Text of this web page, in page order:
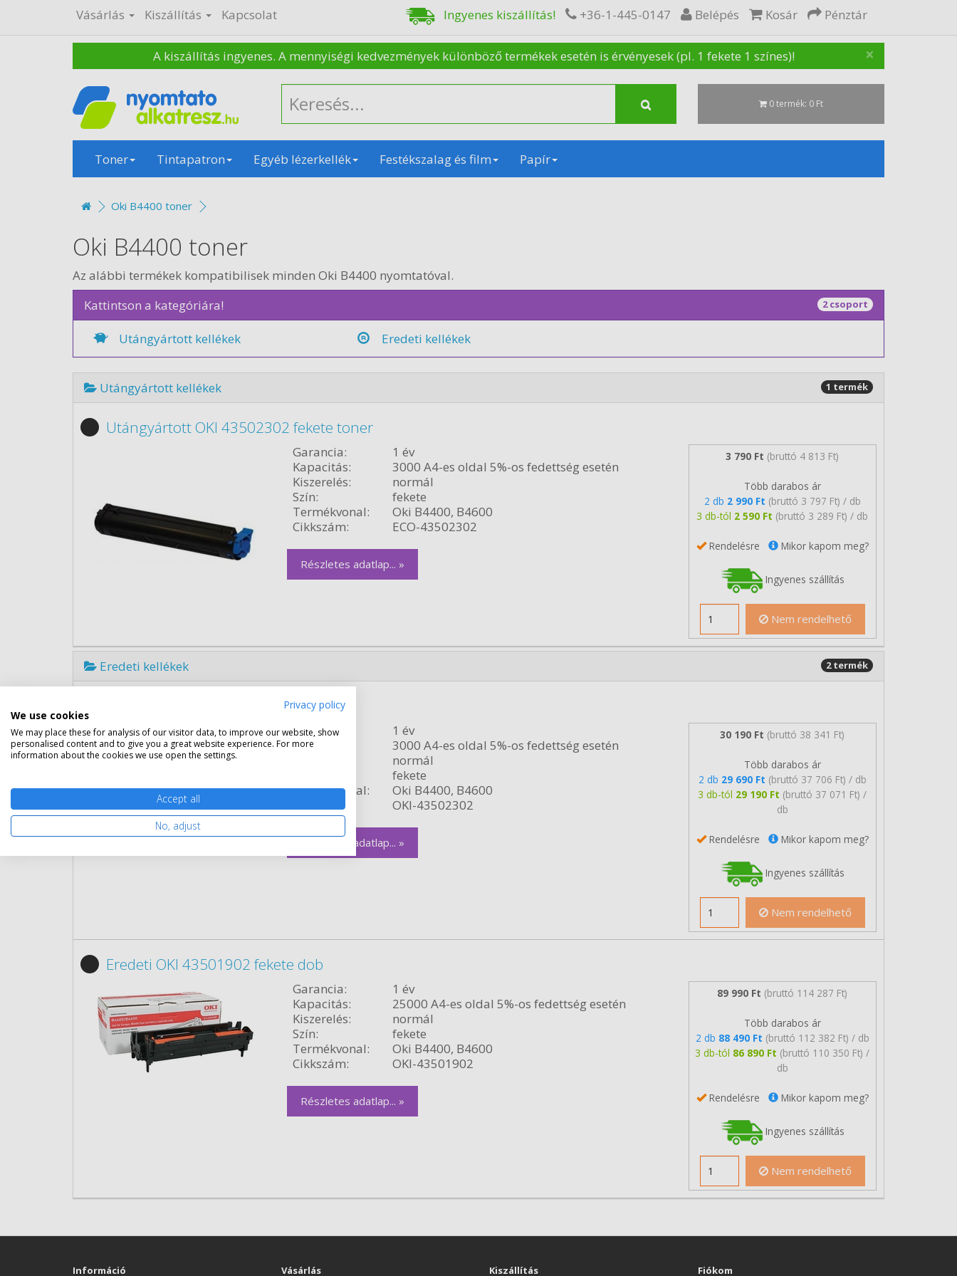
Vásárlás Kiszállítás Kapcsolat Ingyenes kiszállítás! +36-1-445-0147 Belépés Kosár Pénztár
×
A kiszállítás ingyenes. A mennyiségi kedvezmények különböző termékek esetén is érvényesek (pl. 1 fekete 1 színes)!
0 termék: 0 Ft
Toner Tintapatron Egyéb lézerkellék Festékszalag és film Papír
Oki B4400 toner
Oki B4400 toner
Az alábbi termékek kompatibilisek minden Oki B4400 nyomtatóval.
Kattintson a kategóriára!
2 csoport
Utángyártott kellékek Eredeti kellékek
Utángyártott kellékek 1 termék
Utángyártott OKI 43502302 fekete toner
Garancia:
1 év
Kapacitás:
3000 A4-es oldal 5%-os fedettség esetén
Kiszerelés:
normál
Szín:
fekete
Termékvonal:
Oki B4400, B4600
Cikkszám:
ECO-43502302
Részletes adatlap... »
3 790 Ft (bruttó 4 813 Ft)
Több darabos ár
2 db 2 990 Ft (bruttó 3 797 Ft) / db
3 db-tól 2 590 Ft (bruttó 3 289 Ft) / db
Rendelésre Mikor kapom meg?
Ingyenes szállítás
Nem rendelhető
Eredeti kellékek 2 termék
Eredeti OKI 43502302 fekete toner
Garancia:
1 év
Kapacitás:
3000 A4-es oldal 5%-os fedettség esetén
normál
fekete
Termékvonal:
Oki B4400, B4600
Cikkszám:
OKI-43502302
Részletes adatlap... »
30 190 Ft (bruttó 38 341 Ft)
Több darabos ár
2 db 29 690 Ft (bruttó 37 706 Ft) / db
3 db-tól 29 190 Ft (bruttó 37 071 Ft) /
db
Rendelésre Mikor kapom meg?
Ingyenes szállítás
Nem rendelhető
Eredeti OKI 43501902 fekete dob
Garancia:
1 év
Kapacitás:
25000 A4-es oldal 5%-os fedettség esetén
Kiszerelés:
normál
Szín:
fekete
Termékvonal:
Oki B4400, B4600
Cikkszám:
OKI-43501902
Részletes adatlap... »
89 990 Ft (bruttó 114 287 Ft)
Több darabos ár
2 db 88 490 Ft (bruttó 112 382 Ft) / db
3 db-tól 86 890 Ft (bruttó 110 350 Ft) /
db
Rendelésre Mikor kapom meg?
Ingyenes szállítás
Nem rendelhető
Információ Vásárlás Kiszállítás Fiókom
Privacy policy
We use cookies
We may place these for analysis of our visitor data, to improve our website, show
personalised content and to give you a great website experience. For more
information about the cookies we use open the settings.
Accept all
No, adjust